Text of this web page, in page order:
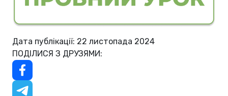
Дата публікації: 22 листопада 2024
ПОДІЛИСЯ З ДРУЗЯМИ: